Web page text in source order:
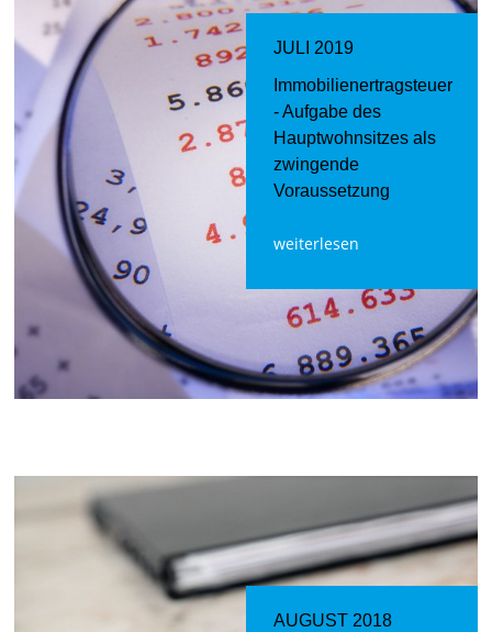
JULI 2019
Immobilienertragsteuer
- Aufgabe des
Hauptwohnsitzes als
zwingende
Voraussetzung
weiterlesen
AUGUST 2018